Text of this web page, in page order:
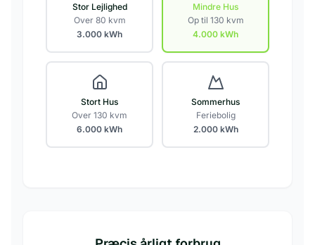
Stor Lejlighed
Over 80 kvm
3.000 kWh
Mindre Hus
Op til 130 kvm
4.000 kWh
Stort Hus
Over 130 kvm
6.000 kWh
Sommerhus
Feriebolig
2.000kWh